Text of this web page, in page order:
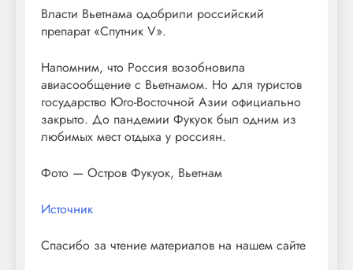
Власти Вьетнама одобрили российский
препарат «Спутник V».
Напомним, что Россия возобновила
авиасообщение с Вьетнамом. Но для туристов
государство Юго-Восточной Азии официально
закрыто. До пандемии Фукуок был одним из
любимых мест отдыха у россиян.
Фото — Остров Фукуок, Вьетнам
Источник
Спасибо за чтение материалов на нашем сайте